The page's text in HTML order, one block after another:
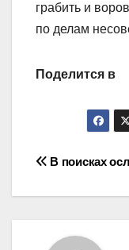
грабить и
по делам
Поделится в
по
записям
В поисках